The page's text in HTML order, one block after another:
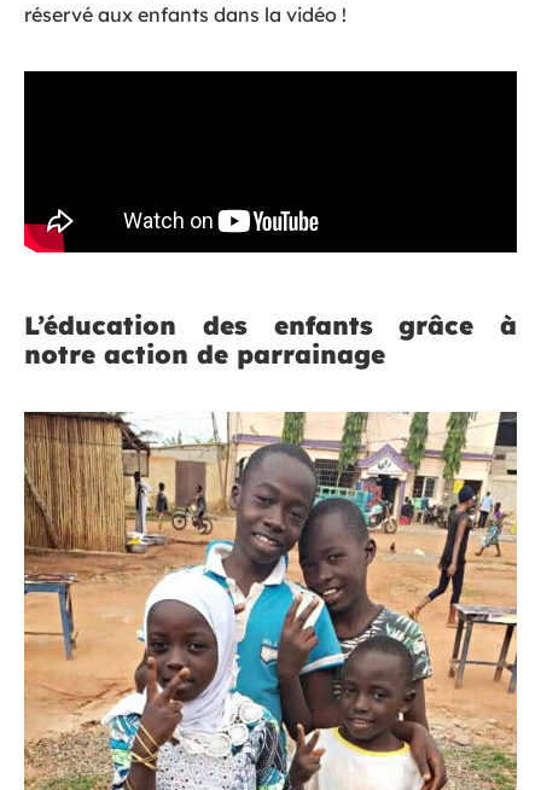
réservé aux enfants dans la vidéo !
L’éducation des enfants grâce à
notre action de parrainage